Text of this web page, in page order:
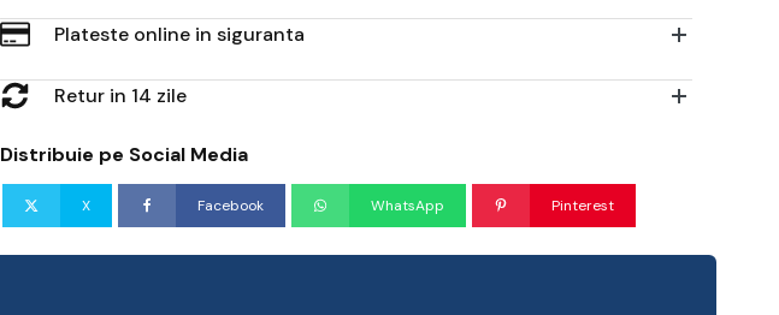
Plateste online in siguranta
Retur in 14 zile
Distribuie pe Social Media
X Facebook WhatsApp Pinterest